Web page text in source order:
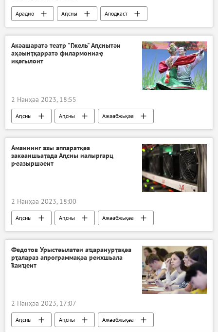
Арадио Аԥсны
Аподкаст
Ҳазлацәажәаша ҳамоуп
Акәашаратә театр "Гжель" Аԥснытәи
аҳәынҭқарратә филармониаҿ
иқәгылоит
2 Нанҳәа 2023, 18:55
Аԥсны Аԥсны
Ажәабжьқәа
Акультура
Амаининг азы аппаратқәа
закәаншьаҭада Аԥсны иалыргарц
рҽазыршәеит
2 Нанҳәа 2023, 18:00
Аԥсны Аԥсны
Ажәабжьқәа
Аԥсны амаинингтә фермақәа раҿыхра
Федотов Урыстәылатәи аҵараиурҭақәа
рҭалараз апрограммақәа реихшьала
ҟаиҵеит
2 Нанҳәа 2023, 17:07
Аԥсны Аԥсны Ажәабжьқәа